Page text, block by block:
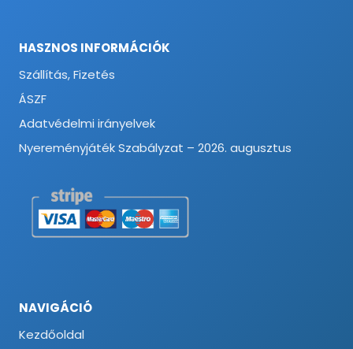
HASZNOS INFORMÁCIÓK
Szállítás, Fizetés
ÁSZF
Adatvédelmi irányelvek
Nyereményjáték Szabályzat – 2026. augusztus
NAVIGÁCIÓ
Kezdőoldal